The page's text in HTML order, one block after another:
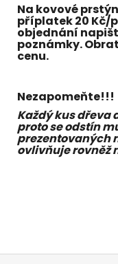
Na kovové
příplatek 20 Kč/
objednání
poznámky.
cenu.
Nezapomeňte!!!
Každý kus dřeva
proto se odstín
prezentovaných
ovlivňuje rovněž